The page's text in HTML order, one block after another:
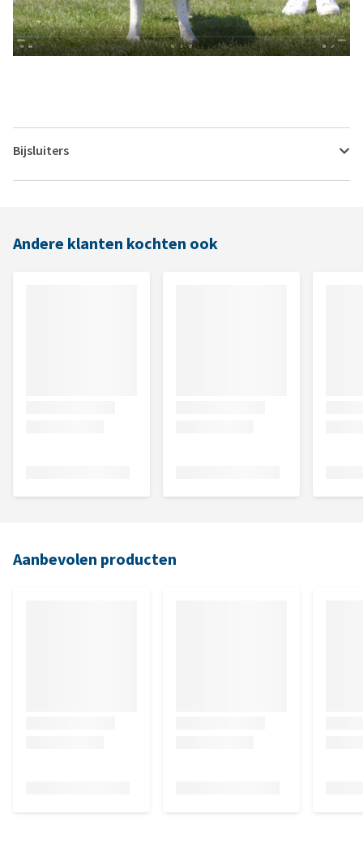
Bijsluiters
Andere klanten kochten ook
Aanbevolen producten